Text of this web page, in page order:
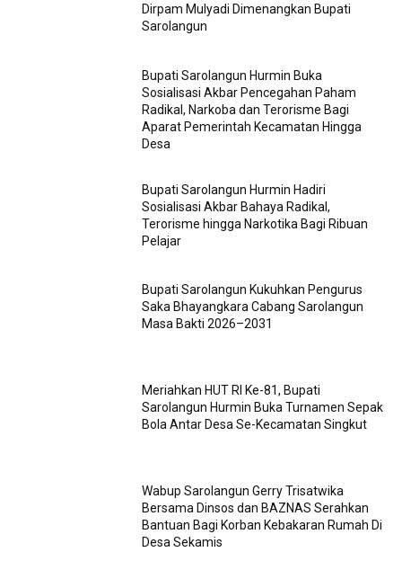
Dirpam Mulyadi Dimenangkan Bupati
Sarolangun
Bupati Sarolangun Hurmin Buka
Sosialisasi Akbar Pencegahan Paham
Radikal, Narkoba dan Terorisme Bagi
Aparat Pemerintah Kecamatan Hingga
Desa
Bupati Sarolangun Hurmin Hadiri
Sosialisasi Akbar Bahaya Radikal,
Terorisme hingga Narkotika Bagi Ribuan
Pelajar
Bupati Sarolangun Kukuhkan Pengurus
Saka Bhayangkara Cabang Sarolangun
Masa Bakti 2026–2031
Meriahkan HUT RI Ke-81, Bupati
Sarolangun Hurmin Buka Turnamen Sepak
Bola Antar Desa Se-Kecamatan Singkut
Wabup Sarolangun Gerry Trisatwika
Bersama Dinsos dan BAZNAS Serahkan
Bantuan Bagi Korban Kebakaran Rumah Di
Desa Sekamis